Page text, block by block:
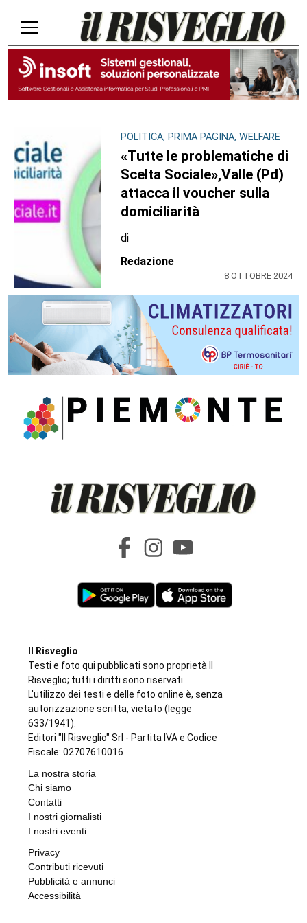
POLITICA, PRIMA PAGINA, WELFARE
«Tutte le problematiche di
Scelta Sociale»,Valle (Pd)
attacca il voucher sulla
domiciliarità
di
Redazione
8 OTTOBRE 2024
Il Risveglio
Testi e foto qui pubblicati sono proprietà Il
Risveglio; tutti i diritti sono riservati.
L'utilizzo dei testi e delle foto online è, senza
autorizzazione scritta, vietato (legge
633/1941).
Editori "Il Risveglio" Srl - Partita IVA e Codice
Fiscale: 02707610016
La nostra storia
Chi siamo
Contatti
I nostri giornalisti
I nostri eventi
Privacy
Contributi ricevuti
Pubblicità e annunci
Accessibilità